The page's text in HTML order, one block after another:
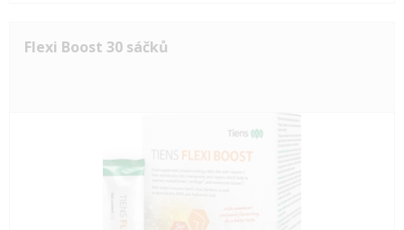
Flexi Boost 30 sáčků